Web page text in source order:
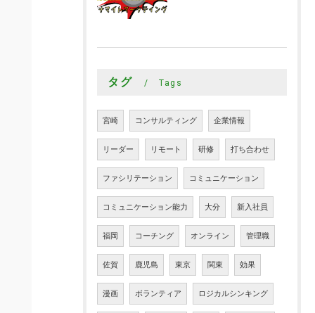
タグ Tags
宮崎 コンサルティング 企業情報
リーダー リモート 研修 打ち合わせ
ファシリテーション コミュニケーション
コミュニケーション能力 大分 新入社員
福岡 コーチング オンライン 管理職
佐賀 鹿児島 東京 関東 効果
漫画 ボランティア ロジカルシンキング